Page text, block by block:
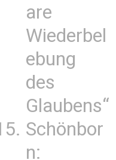
are
Wiederbel
ebung
des
Glaubens“
Schönbor
n: